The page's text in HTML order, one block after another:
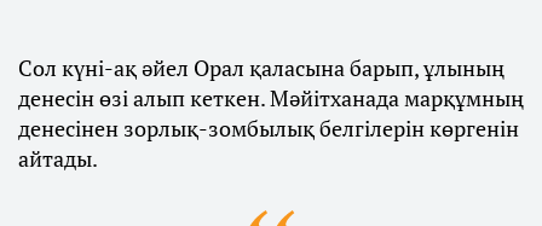
Сол күні-ақ әйел Орал қаласына барып, ұлының
денесін өзі алып кеткен. Мәйітханада марқұмның
денесінен зорлық-зомбылық белгілерін көргенін
айтады.